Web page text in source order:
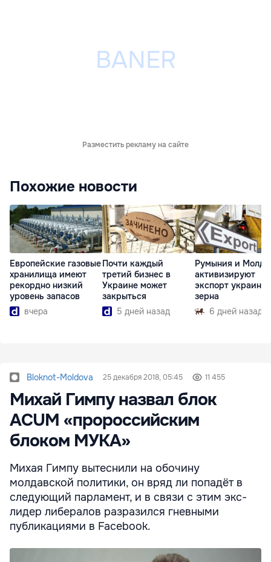
Разместить рекламу на сайте
Похожие новости
Европейские газовые
хранилища имеют
рекордно низкий
уровень запасов
вчера
Почти каждый
третий бизнес в
Украине может
закрыться
5 дней назад
Румыния и
активизируют
экспорт
зерна
6 дней назад
Bloknot-Moldova 25 декабря 2018, 05:45 11 455
Михай Гимпу назвал блок
ACUM «пророссийским
блоком МУКА»
Михая Гимпу вытеснили на обочину
молдавской политики, он вряд ли попадёт в
следующий парламент, и в связи с этим экс-
лидер либералов разразился гневными
публикациями в Facebook.